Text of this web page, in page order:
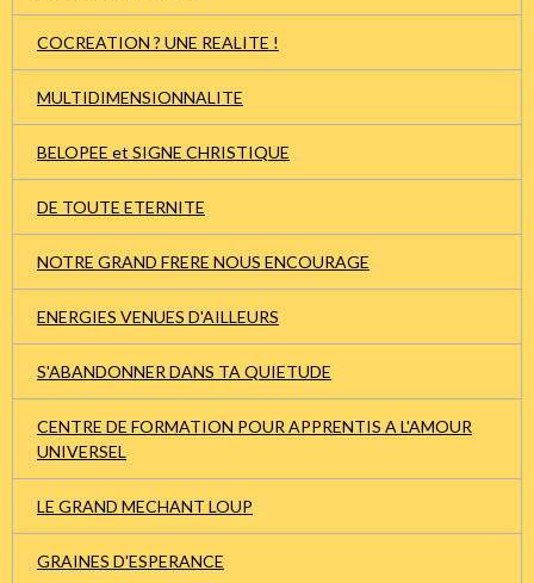
COCREATION ? UNE REALITE !
MULTIDIMENSIONNALITE
BELOPEE et SIGNE CHRISTIQUE
DE TOUTE ETERNITE
NOTRE GRAND FRERE NOUS ENCOURAGE
ENERGIES VENUES D'AILLEURS
S'ABANDONNER DANS TA QUIETUDE
CENTRE DE FORMATION POUR APPRENTIS A L'AMOUR
UNIVERSEL
LE GRAND MECHANT LOUP
GRAINES D'ESPERANCE